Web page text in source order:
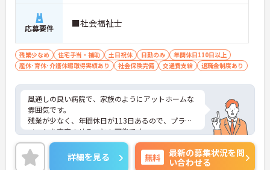
応募要件 ■社会福祉士
残業少なめ 住宅手当・補助 土日祝休 日勤のみ
年間休日110日以上
産休･育休･介護休暇取得実績あり
社会保険完備 交通費支給 退職金制度あり
風通しの良い病院で、家族のようにアットホームな
雰囲気です。
残業が少なく、年間休日が113日あるので、プライ
ベートを充実させることも可能です。
ご興味のある方には、面接対策ポイントなど、さら
に詳細をお話しいたしますのでお気軽にご相談くだ
さい！
詳細を見る 無料
最新の募集状況を問
い合わせる